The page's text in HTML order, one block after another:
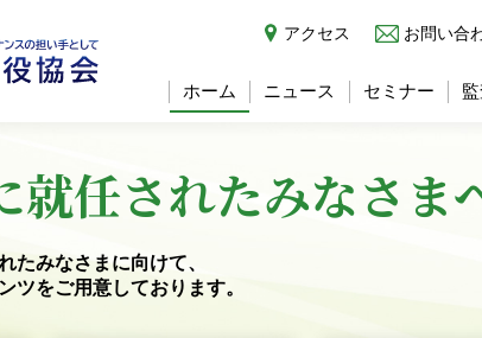
ホーム ニュース セミナー
アクセス お問い合
就任されたみなさま
たみなさまに向けて、
ツをご用意しております。